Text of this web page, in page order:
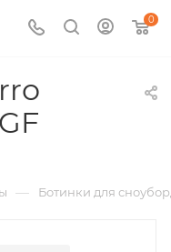
0
— Ботинки для